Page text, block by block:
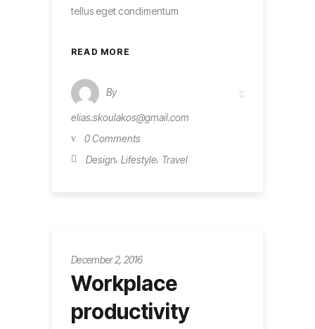
tellus eget condimentum
READ MORE
By
elias.skoulakos@gmail.com
0 Comments
Design, Lifestyle, Travel
December 2, 2016
Workplace
productivity